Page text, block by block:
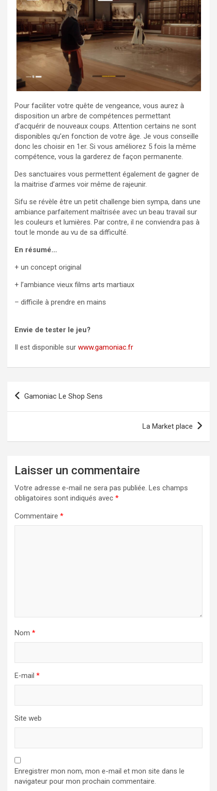
Pour faciliter votre quête de vengeance, vous aurez à
disposition un arbre de compétences permettant
d’acquérir de nouveaux coups. Attention certains ne sont
disponibles qu’en fonction de votre âge. Je vous conseille
donc les choisir en 1er. Si vous améliorez 5 fois la même
compétence, vous la garderez de façon permanente.
Des sanctuaires vous permettent également de gagner de
la maitrise d’armes voir même de rajeunir.
Sifu se révèle être un petit challenge bien sympa, dans une
ambiance parfaitement maîtrisée avec un beau travail sur
les couleurs et lumières. Par contre, il ne conviendra pas à
tout le monde au vu de sa difficulté.
En résumé…
+ un concept original
+ l’ambiance vieux films arts martiaux
– difficile à prendre en mains
Envie de tester le jeu?
Il est disponible sur www.gamoniac.fr
Navigation
de
Gamoniac Le Shop Sens
La Market place
Laisser un commentaire
Votre adresse e-mail ne sera pas publiée. Les champs
obligatoires sont indiqués avec *
Commentaire *
Nom *
E-mail *
Site web
Enregistrer mon nom, mon e-mail et mon site dans le
navigateur pour mon prochain commentaire.